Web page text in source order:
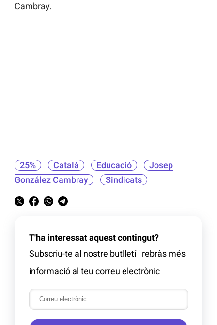
Cambray.
25% Català Educació
Josep
González Cambray
Sindicats
T'ha interessat aquest contingut?
Subscriu-te al nostre butlletí i rebràs més
informació al teu correu electrònic